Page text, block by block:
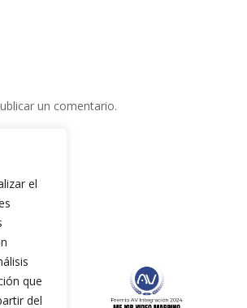
el
que
del
un comentario.